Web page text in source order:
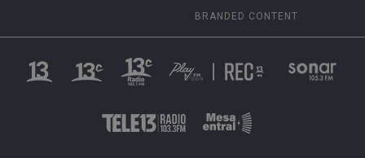
BRANDED CONTENT